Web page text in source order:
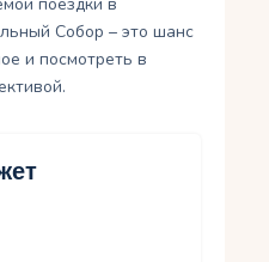
Собор – это шанс
и посмотреть в